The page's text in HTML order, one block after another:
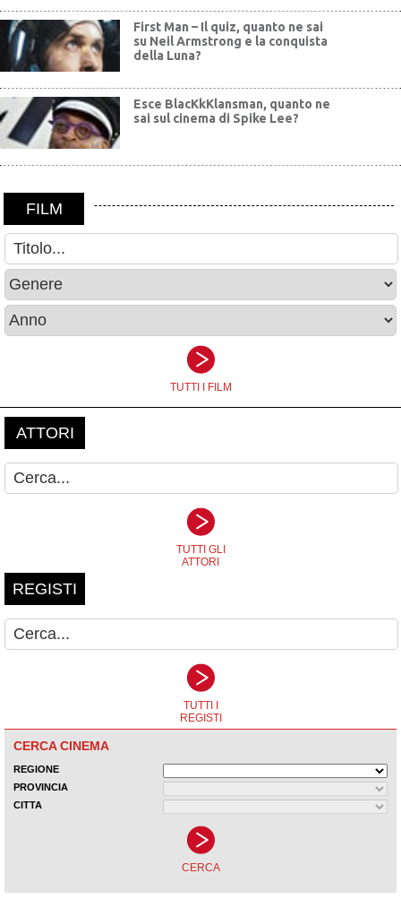
First Man – Il quiz, quanto ne sai
su Neil Armstrong e la conquista
della Luna?
Esce BlacKkKlansman, quanto ne
sai sul cinema di Spike Lee?